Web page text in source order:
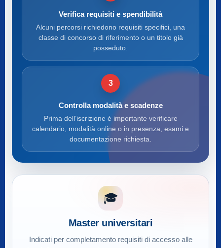
Verifica requisiti e spendibilità
Alcuni percorsi richiedono requisiti specifici, una
classe di concorso di riferimento o un titolo già
posseduto.
3
Controlla modalità e scadenze
Prima dell’iscrizione è importante verificare
calendario, modalità online o in presenza, esami e
documentazione richiesta.
🎓
Master universitari
Indicati per completamento requisiti di accesso alle